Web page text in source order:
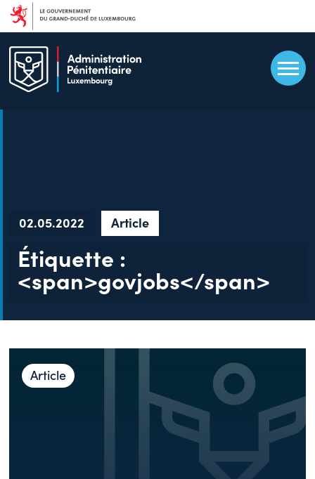
02.05.2022 Article
Étiquette :
<span>govjobs</span>
Article